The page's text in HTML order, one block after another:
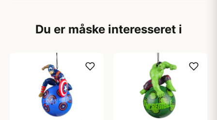
Du er måske interesseret i